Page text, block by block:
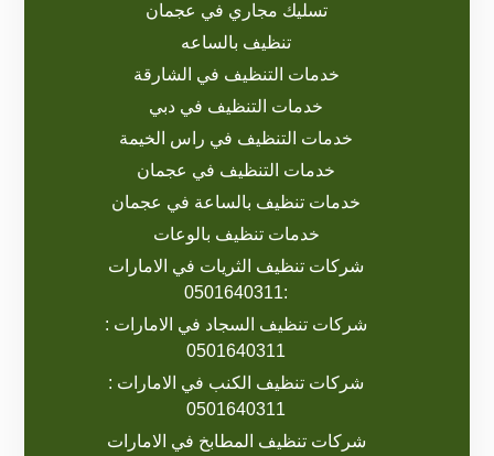
تسليك مجاري في عجمان
تنظيف بالساعه
خدمات التنظيف في الشارقة
خدمات التنظيف في دبي
خدمات التنظيف في راس الخيمة
خدمات التنظيف في عجمان
خدمات تنظيف بالساعة في عجمان
خدمات تنظيف بالوعات
شركات تنظيف الثريات في الامارات
:0501640311
شركات تنظيف السجاد في الامارات :
0501640311
شركات تنظيف الكنب في الامارات :
0501640311
شركات تنظيف المطابخ في الامارات